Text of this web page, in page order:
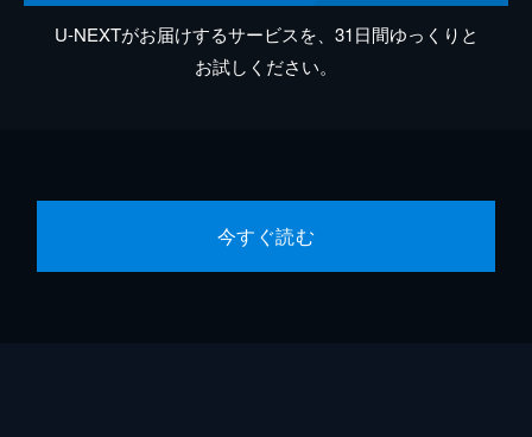
U-NEXTがお届けするサービスを、31日間ゆっくりと
お試しください。
今すぐ読む